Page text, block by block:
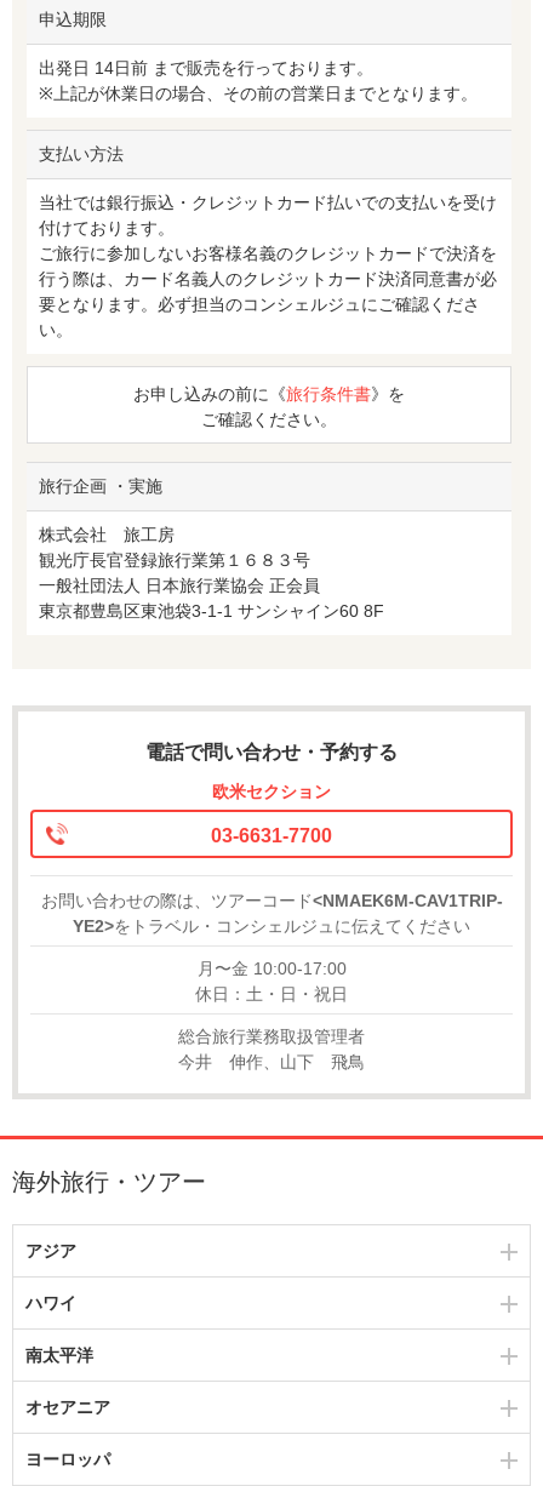
申込期限
出発日 14日前 まで販売を行っております。
※上記が休業日の場合、その前の営業日までとなります。
支払い方法
当社では銀行振込・クレジットカード払いでの支払いを受け
付けております。
ご旅行に参加しないお客様名義のクレジットカードで決済を
行う際は、カード名義人のクレジットカード決済同意書が必
要となります。必ず担当のコンシェルジュにご確認くださ
い。
お申し込みの前に《旅行条件書》を
ご確認ください。
旅行企画 ・実施
株式会社 旅工房
観光庁長官登録旅行業第１６８３号
一般社団法人 日本旅行業協会 正会員
東京都豊島区東池袋3-1-1 サンシャイン60 8F
電話で問い合わせ・予約する
欧米セクション
03-6631-7700
お問い合わせの際は、ツアーコード<NMAEK6M-CAV1TRIP-
YE2>をトラベル・コンシェルジュに伝えてください
月〜金 10:00-17:00
休日：土・日・祝日
総合旅行業務取扱管理者
今井 伸作、山下 飛鳥
海外旅行・ツアー
アジア
ハワイ
南太平洋
オセアニア
ヨーロッパ